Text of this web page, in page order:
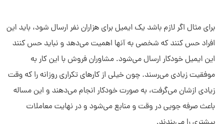
برای مثال اگر لازم باشد یک ایمیل برای هزاران نفر ارسال شود، باید این
افراد حس کنند که شخصی به آنها اهمیت می‌دهد و نباید حس کنند
این ایمیل خودکار ارسال می‌شود. مشاوران فروش با این کار به
موفقیت زیادی می‌رسند. چون خیلی از کارهای تکراری روزانه را که وقت
زیادی ازشان می‌گرفت، به صورت خودکار انجام می‌دهند و این مساله
باعث صرفه جویی در وقت و منابع می‌شود و در نهایت معاملات